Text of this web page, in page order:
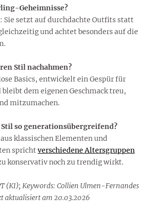
Geheimnisse?
Sie setzt auf durchdachte Outfits statt
und achtet besonders auf die
Stil nachahmen?
Basics, entwickelt ein Gespür für
dem eigenen Geschmack treu,
mitzumachen.
Stil so generationsübergreifend?
klassischen Elementen und
sprichtverschiedene Altersgruppen
konservativ noch zu trendig wirkt.
(KI); Keywords: Collien Ulmen-Fernandes
aktualisiert am 20.03.2026